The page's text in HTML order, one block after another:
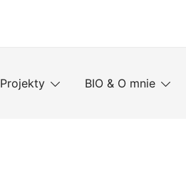
Projekty BIO & O mnie